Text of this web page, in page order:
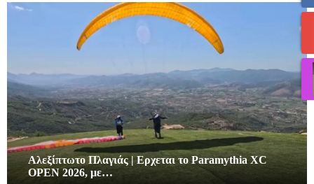
Αλεξίπτωτο Πλαγιάς | Ερχεται το Paramythia XC
OPEN 2026, με…